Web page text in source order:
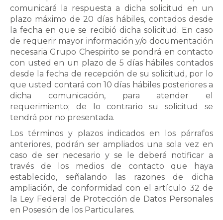
comunicará la respuesta a dicha solicitud en un
plazo máximo de 20 días hábiles, contados desde
la fecha en que se recibió dicha solicitud. En caso
de requerir mayor información y/o documentación
necesaria Grupo Chespirito se pondrá en contacto
con usted en un plazo de 5 días hábiles contados
desde la fecha de recepción de su solicitud, por lo
que usted contará con 10 días hábiles posteriores a
dicha comunicación, para atender el
requerimiento; de lo contrario su solicitud se
tendrá por no presentada.
Los términos y plazos indicados en los párrafos
anteriores, podrán ser ampliados una sola vez en
caso de ser necesario y se le deberá notificar a
través de los medios de contacto que haya
establecido, señalando las razones de dicha
ampliación, de conformidad con el artículo 32 de
la Ley Federal de Protección de Datos Personales
en Posesión de los Particulares.